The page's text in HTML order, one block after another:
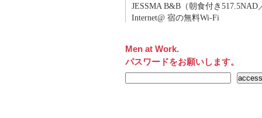
JESSMA B&B（朝食付き517.5NAD
Internet@ 宿の無料Wi-Fi
Men at Work.
パスワードをお願いします。